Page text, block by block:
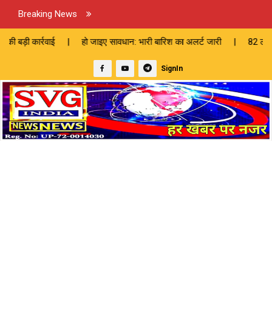
Breaking News
हो जाइए सावधान: भारी बारिश का अलर्ट जारी | 82 लाख की लागत से
SignIn